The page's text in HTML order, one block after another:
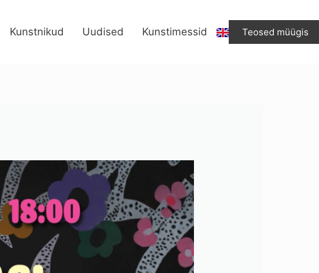
Kunstnikud Uudised Kunstimessid Teosed müügis